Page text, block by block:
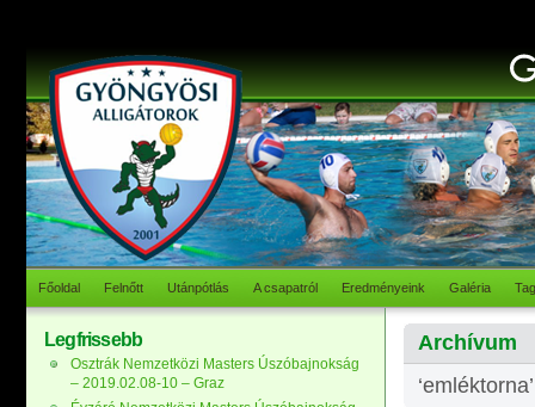
Főoldal Felnőtt Utánpótlás A csapatról Eredményeink Galéria
Archívum
Legfrissebb
Osztrák Nemzetközi Masters Úszóbajnokság
– 2019.02.08-10 – Graz